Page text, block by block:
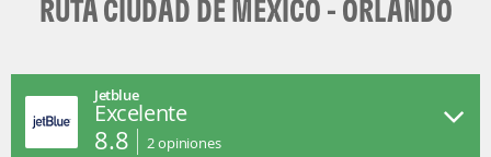
RUTA CIUDAD DE MÉXICO - ORLANDO
Jetblue
Excelente
8.8 2opiniones